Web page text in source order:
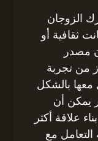
الزوجان
ثقافية أو
مصدر
من تجربة
معها بالشكل
يمكن أن
علاقة أكثر
مع